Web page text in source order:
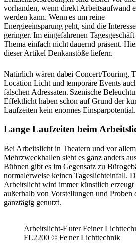
vorhanden, wenn direkt Arbeitsaufwand
werden kann. Wenn es um reine
Energieeinsparung geht, sind die
geringer. Im eingefahrenen Tagesgeschäft
Thema einfach nicht dauernd präsent.
dieser Artikel Denkanstöße liefern.
Natürlich wären dabei Concert/Touring,
Location Licht und temporäre Events
falschen Adressaten. Szenische
Effektlicht haben schon auf Grund der
Laufzeiten kein enormes Einsparpotential.
Lange Laufzeiten beim
Bei Arbeitslicht in Theatern und vor allem
Mehrzweckhallen sieht es ganz anders
Bühnen gibt es im Gegensatz zu
normalerweise keinen Tageslichteinfall.
Arbeitslicht wird immer künstlich erzeugt
außerhalb von Vorstellungen und Proben
ganztägig genutzt.
Arbeitslicht-Fluter Feiner
FL2200 © Feiner Lichttechnik